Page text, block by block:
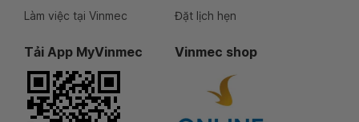
Làm việc tại Vinmec
Đặt lịch hẹn
Tải App MyVinmec Vinmec shop